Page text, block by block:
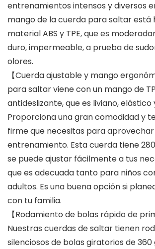
entrenamientos intensos y diversos
mango de la cuerda para saltar está
material ABS y TPE, que es
duro, impermeable, a prueba de
olores.
【Cuerda ajustable y mango
para saltar viene con un mango de
antideslizante, que es liviano,
Proporciona una gran comodidad y
firme que necesitas para
entrenamiento. Esta cuerda tiene
se puede ajustar fácilmente a tus
que es adecuada tanto para niños
adultos. Es una buena opción si
con tu familia.
【Rodamiento de bolas rápido de
Nuestras cuerdas de saltar tienen
silenciosos de bolas giratorios de 360